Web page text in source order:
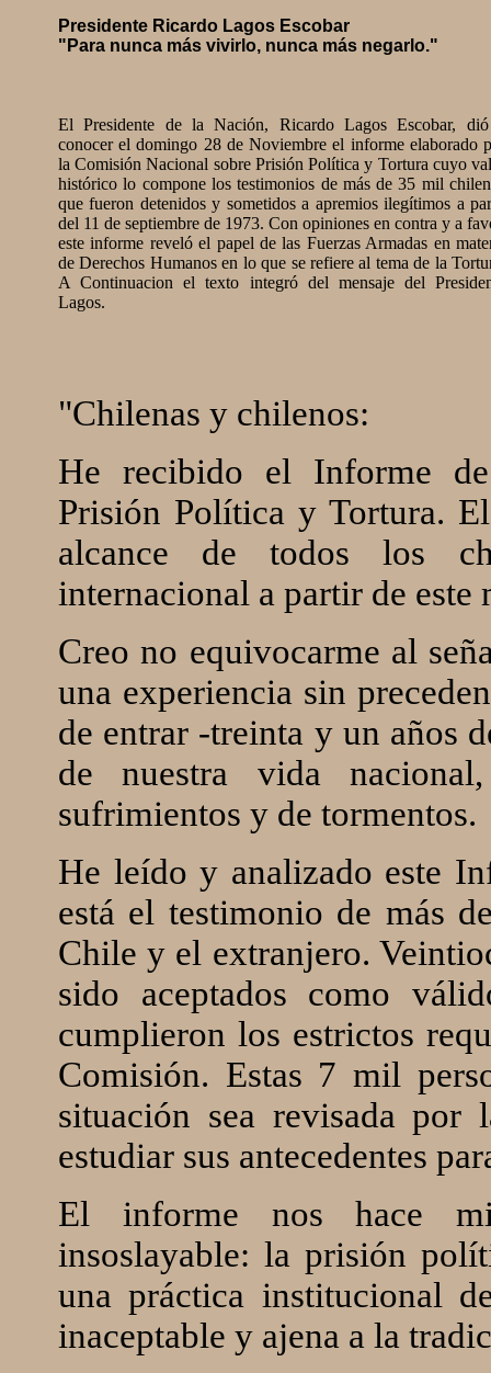
Presidente Ricardo Lagos Escobar
"Para nunca más vivirlo, nunca más negarlo."
El Presidente de la Nación, Ricardo Lagos Escobar,
conocer el domingo 28 de Noviembre el informe elaborado
la Comisión Nacional sobre Prisión Política y Tortura cuyo
histórico lo compone los testimonios de más de 35 mil
que fueron detenidos y sometidos a apremios ilegítimos a
del 11 de septiembre de 1973. Con opiniones en contra y a
este informe reveló el papel de las Fuerzas Armadas en
de Derechos Humanos en lo que se refiere al tema de la
A Continuacion el texto integró del mensaje del
Lagos.
"Chilenas y chilenos:
He recibido el Informe
Prisión Política y Tortura.
alcance de todos los
internacional a partir de este
Creo no equivocarme al
una experiencia sin
de entrar -treinta y un años
de nuestra vida
sufrimientos y de tormentos.
He leído y analizado este
está el testimonio de más
Chile y el extranjero.
sido aceptados como
cumplieron los estrictos
Comisión. Estas 7 mil
situación sea revisada
estudiar sus antecedentes
El informe nos hace
insoslayable: la prisión
una práctica institucional
inaceptable y ajena a la